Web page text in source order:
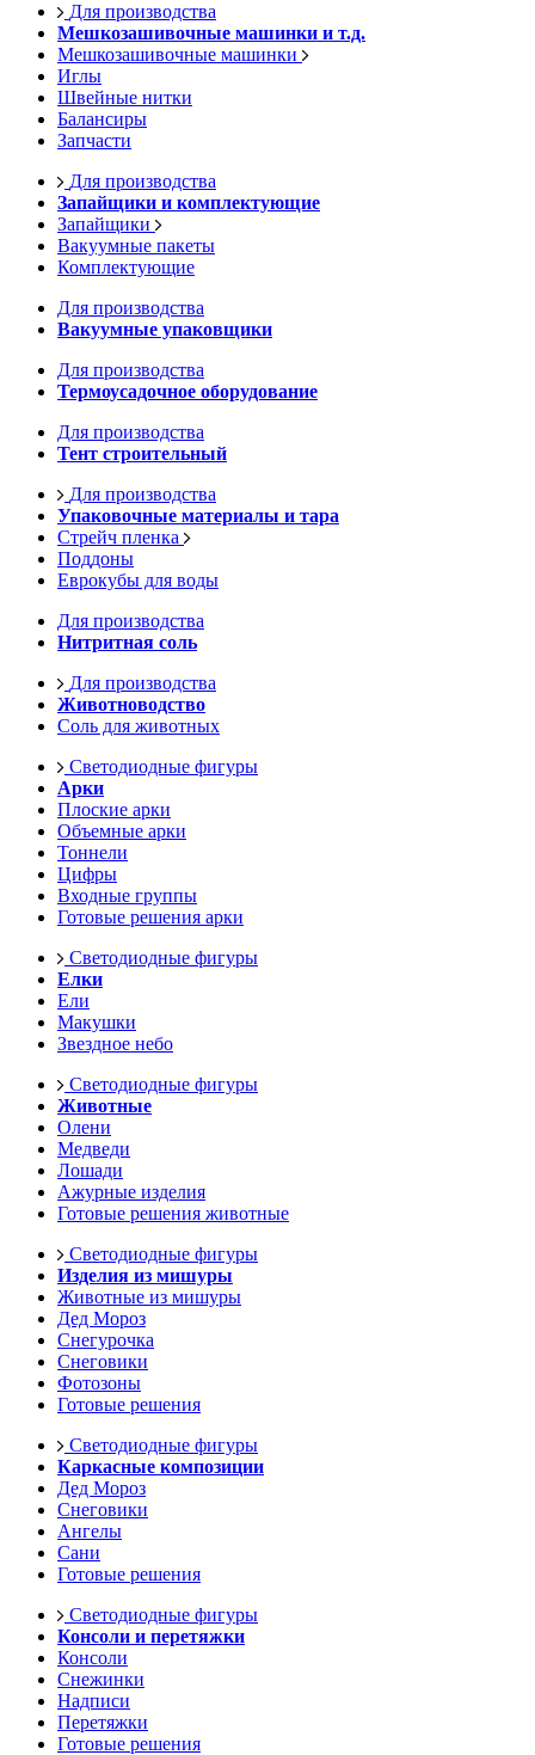
Для производства
Мешкозашивочные машинки и т.д.
Мешкозашивочные машинки
Иглы
Швейные нитки
Балансиры
Запчасти
Для производства
Запайщики и комплектующие
Запайщики
Вакуумные пакеты
Комплектующие
Для производства
Вакуумные упаковщики
Для производства
Термоусадочное оборудование
Для производства
Тент строительный
Для производства
Упаковочные материалы и тара
Стрейч пленка
Поддоны
Еврокубы для воды
Для производства
Нитритная соль
Для производства
Животноводство
Соль для животных
Светодиодные фигуры
Арки
Плоские арки
Объемные арки
Тоннели
Цифры
Входные группы
Готовые решения арки
Светодиодные фигуры
Елки
Ели
Макушки
Звездное небо
Светодиодные фигуры
Животные
Олени
Медведи
Лошади
Ажурные изделия
Готовые решения животные
Светодиодные фигуры
Изделия из мишуры
Животные из мишуры
Дед Мороз
Снегурочка
Снеговики
Фотозоны
Готовые решения
Светодиодные фигуры
Каркасные композиции
Дед Мороз
Снеговики
Ангелы
Сани
Готовые решения
Светодиодные фигуры
Консоли и перетяжки
Консоли
Снежинки
Надписи
Перетяжки
Готовые решения